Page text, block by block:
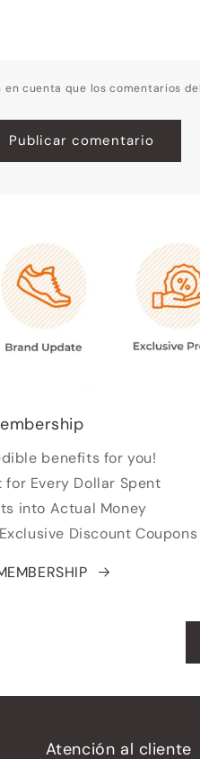
en cuenta que los comentarios
benefits for you!
for Every Dollar Spent
into Actual Money
Discount Coupons
Atención al cliente